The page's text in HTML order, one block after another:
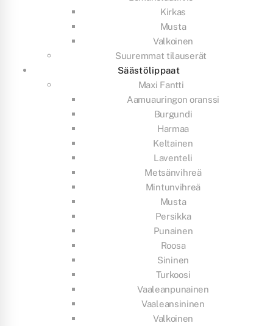
Kirkas
Musta
Valkoinen
Suuremmat tilauserät
Säästölippaat
Maxi Fantti
Aamuauringon oranssi
Burgundi
Harmaa
Keltainen
Laventeli
Metsänvihreä
Mintunvihreä
Musta
Persikka
Punainen
Roosa
Sininen
Turkoosi
Vaaleanpunainen
Vaaleansininen
Valkoinen